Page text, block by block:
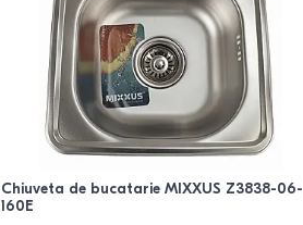
Chiuveta de bucatarie MIXXUS Z3838-06-
160E